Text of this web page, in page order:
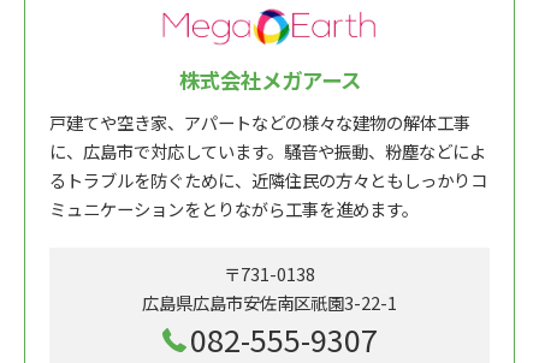
株式会社メガアース
戸建てや空き家、アパートなどの様々な建物の解体工事
に、広島市で対応しています。騒音や振動、粉塵などによ
るトラブルを防ぐために、近隣住民の方々ともしっかりコ
ミュニケーションをとりながら工事を進めます。
〒731-0138
広島県広島市安佐南区祇園3-22-1
082-555-9307